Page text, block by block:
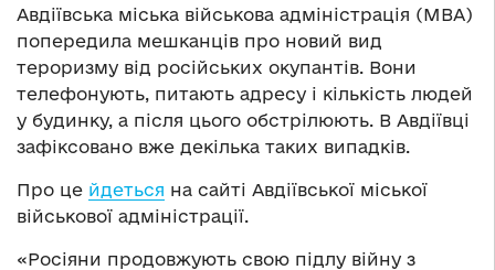
Авдіївська міська військова адміністрація (МВА)
попередила мешканців про новий вид
тероризму від російських окупантів. Вони
телефонують, питають адресу і кількість людей
у будинку, а після цього обстрілюють. В Авдіївці
зафіксовано вже декілька таких випадків.
Про це йдеться на сайті Авдіївської міської
військової адміністрації.
«Росіяни продовжують свою підлу війну з